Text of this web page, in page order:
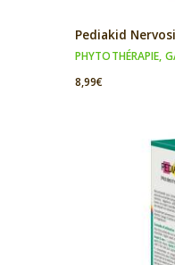
Pediakid
PHYTOTHÉRAPIE,
8,99€